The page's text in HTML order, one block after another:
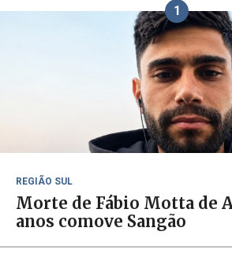
1
REGIÃO SUL
Morte de Fábio Motta de
anos comove Sangão